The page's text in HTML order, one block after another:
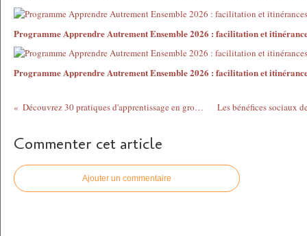
Programme Apprendre Autrement Ensemble 2026 : facilitation et
Programme Apprendre Autrement Ensemble 2026 : facilitation et
Découvrez 30 pratiques d'apprentissage en groupe
Commenter cet article
Ajouter un commentaire